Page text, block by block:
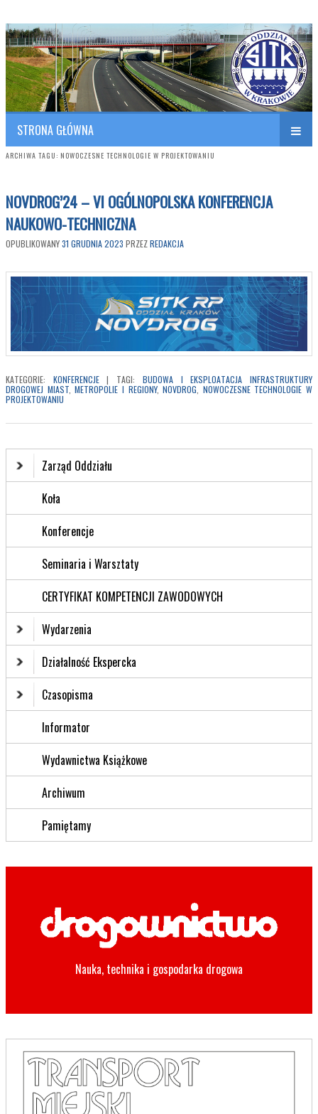
SITK RP Oddział w KRAKOWIE
Polish Association of Engineers & Technicians of Transportation
STRONA GŁÓWNA
ARCHIWA TAGU: NOWOCZESNE TECHNOLOGIE W PROJEKTOWANIU
NOVDROG’24 – VI OGÓLNOPOLSKA KONFERENCJA
NAUKOWO-TECHNICZNA
OPUBLIKOWANY31 GRUDNIA 2023 PRZEZREDAKCJA
KATEGORIE: KONFERENCJE | TAGI:
BUDOWA I EKSPLOATACJA INFRASTRUKTURY
DROGOWEJ MIAST,METROPOLIE I REGIONY,NOVDROG NOWOCZESNE TECHNOLOGIE W
PROJEKTOWANIU
Zarząd Oddziału
Koła
Konferencje
Seminaria i Warsztaty
CERTYFIKAT KOMPETENCJI ZAWODOWYCH
Wydarzenia
Działalność Ekspercka
Czasopisma
Informator
Wydawnictwa Książkowe
Archiwum
Pamiętamy
Nauka, technika i gospodarka drogowa